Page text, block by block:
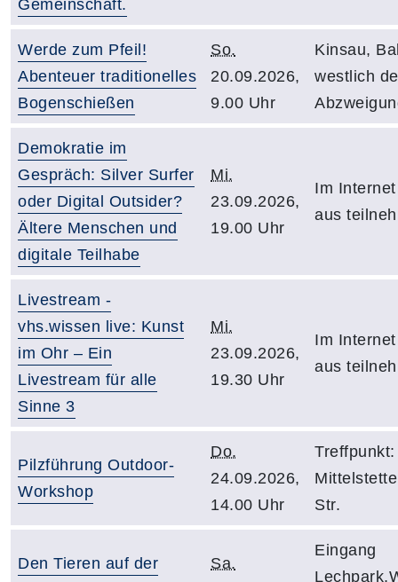
Gemeinschaft.
Werde zum Pfeil!
Abenteuer traditionelles
Bogenschießen
So.
20.09.2026,
9.00 Uhr
Kinsau,
westlich
Demokratie im
Gespräch: Silver Surfer
oder Digital Outsider?
Ältere Menschen und
digitale Teilhabe
Mi.
23.09.2026,
19.00 Uhr
Im
aus
Livestream -
vhs.wissen live: Kunst
im Ohr – Ein
Livestream für alle
Sinne 3
Mi.
23.09.2026,
19.30 Uhr
Im
aus
Pilzführung Outdoor-
Workshop
Do.
24.09.2026,
14.00 Uhr
Str.
Den Tieren auf der
Sa.
Eingang